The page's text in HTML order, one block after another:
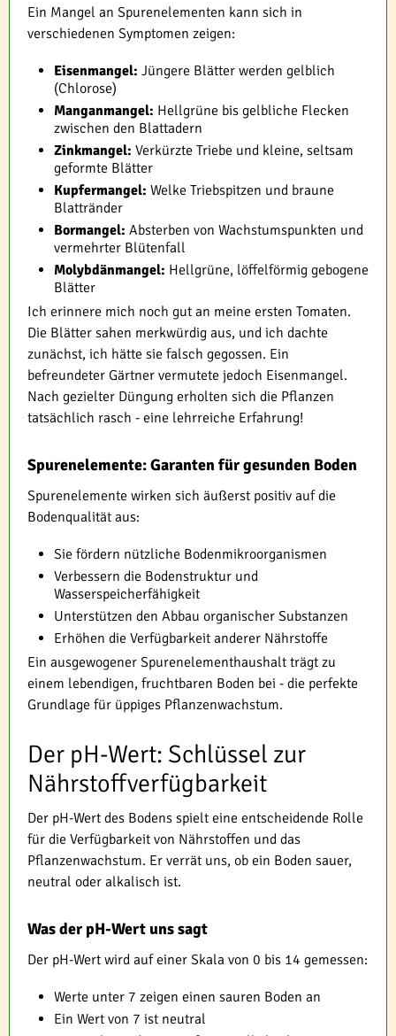
Ein Mangel an Spurenelementen kann sich in
verschiedenen Symptomen zeigen:
Eisenmangel: Jüngere Blätter werden gelblich
(Chlorose)
Manganmangel: Hellgrüne bis gelbliche Flecken
zwischen den Blattadern
Zinkmangel: Verkürzte Triebe und kleine, seltsam
geformte Blätter
Kupfermangel: Welke Triebspitzen und braune
Blattränder
Bormangel: Absterben von Wachstumspunkten und
vermehrter Blütenfall
Molybdänmangel: Hellgrüne, löffelförmig gebogene
Blätter
Ich erinnere mich noch gut an meine ersten Tomaten.
Die Blätter sahen merkwürdig aus, und ich dachte
zunächst, ich hätte sie falsch gegossen. Ein
befreundeter Gärtner vermutete jedoch Eisenmangel.
Nach gezielter Düngung erholten sich die Pflanzen
tatsächlich rasch - eine lehrreiche Erfahrung!
Spurenelemente: Garanten für gesunden Boden
Spurenelemente wirken sich äußerst positiv auf die
Bodenqualität aus:
Sie fördern nützliche Bodenmikroorganismen
Verbessern die Bodenstruktur und
Wasserspeicherfähigkeit
Unterstützen den Abbau organischer Substanzen
Erhöhen die Verfügbarkeit anderer Nährstoffe
Ein ausgewogener Spurenelementhaushalt trägt zu
einem lebendigen, fruchtbaren Boden bei - die perfekte
Grundlage für üppiges Pflanzenwachstum.
Der pH-Wert: Schlüssel zur
Nährstoffverfügbarkeit
Der pH-Wert des Bodens spielt eine entscheidende Rolle
für die Verfügbarkeit von Nährstoffen und das
Pflanzenwachstum. Er verrät uns, ob ein Boden sauer,
neutral oder alkalisch ist.
Was der pH-Wert uns sagt
Der pH-Wert wird auf einer Skala von 0 bis 14 gemessen:
Werte unter 7 zeigen einen sauren Boden an
Ein Wert von 7 ist neutral